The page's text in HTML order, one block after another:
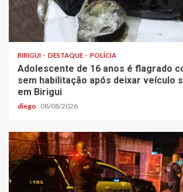
BIRIGUI DESTAQUE POLÍCIA
Adolescente de 16 anos é flagrado
sem habilitação após deixar veículo
em Birigui
diego 08/08/2026